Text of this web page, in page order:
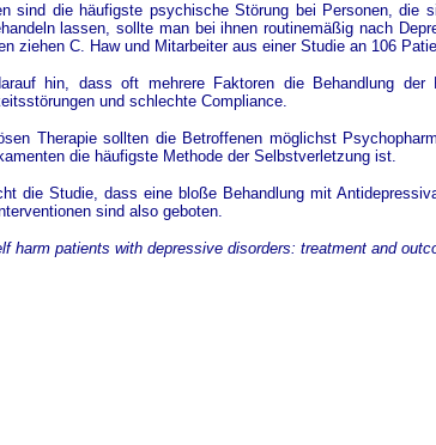
sind die häufigste psychische Störung bei Personen,
lassen, sollte man bei ihnen routinemäßig nach
ziehen C. Haw und Mitarbeiter aus einer Studie an 106
hin, dass oft mehrere Faktoren die Behandlung der
und schlechte Compliance.
Therapie sollten die Betroffenen möglichst
die häufigste Methode der Selbstverletzung ist.
die Studie, dass eine bloße Behandlung mit
sind also geboten.
harm patients with depressive disorders: treatment and